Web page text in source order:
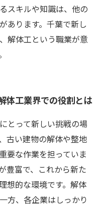
スキルや知識は、他の
あります。千葉で新し
解体工という職業が意
体工業界での役割とは
とって新しい挑戦の場
古い建物の解体や整地
要な作業を担っていま
豊富で、これから新た
想的な環境です。解体
方、各企業はしっかり